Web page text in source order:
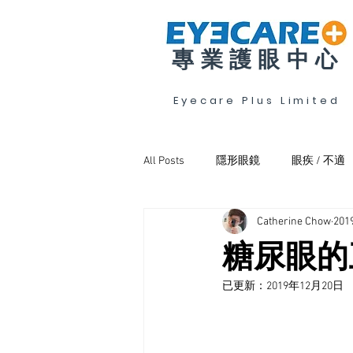
專業護眼中心
Eyecare Plus Limited
All Posts 隱形眼鏡 眼疾 / 不適
斜視弱視及訓練 眼乾
糖尿眼
Catherine Chow
已更新： 2019年12月20日